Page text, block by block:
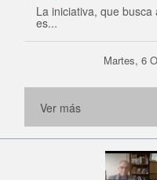
La iniciativa, que
es...
Martes, 6
Ver más